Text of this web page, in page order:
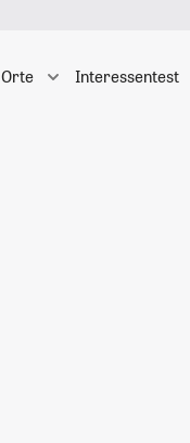
Orte Interessentest